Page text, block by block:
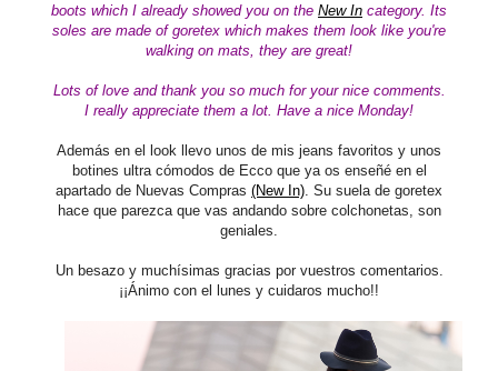
boots which I already showed you on the New In category. Its
soles are made of goretex which makes them look like you're
walking on mats, they are great!
Lots of love and thank you so much for your nice comments.
I really appreciate them a lot. Have a nice Monday!
Además en el look llevo unos de mis jeans favoritos y unos
botines ultra cómodos de Ecco que ya os enseñé en el
apartado de Nuevas Compras (New In) . Su suela de goretex
hace que parezca que vas andando sobre colchonetas, son
geniales.
Un besazo y muchísimas gracias por vuestros comentarios.
¡¡Ánimo con el lunes y cuidaros mucho!!